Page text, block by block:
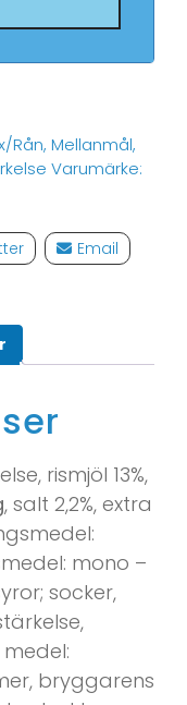
Rån, Mellanmål,
Varumärke:
Email
rismjöl 13%,
, salt 2,2%, extra
mono –
socker,
bryggarens